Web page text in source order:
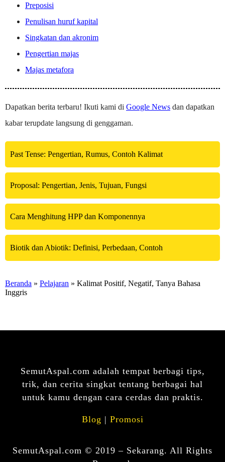
Preposisi
Penulisan huruf kapital
Singkatan dan akronim
Pengertian majas
Majas metafora
Dapatkan berita terbaru! Ikuti kami di Google News dan dapatkan
kabar terupdate langsung di genggaman.
Past Tense: Pengertian, Rumus, Contoh Kalimat
Proposal: Pengertian, Jenis, Tujuan, Fungsi
Cara Menghitung HPP dan Komponennya
Biotik dan Abiotik: Definisi, Perbedaan, Contoh
Beranda » Pelajaran » Kalimat Positif, Negatif, Tanya Bahasa
Inggris
SemutAspal.com adalah tempat berbagi tips,
trik, dan cerita singkat tentang berbagai hal
untuk kamu dengan cara cerdas dan praktis.
Blog | Promosi
SemutAspal.com © 2019 – Sekarang. All Rights